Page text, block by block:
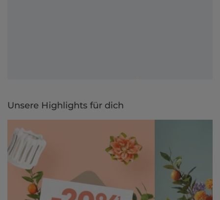
Unsere Highlights für dich